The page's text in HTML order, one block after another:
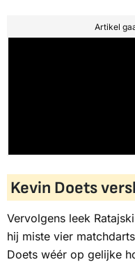
Artikel
Kevin Doets
Vervolgens leek
hij miste vier
Doets wéér op gelijke